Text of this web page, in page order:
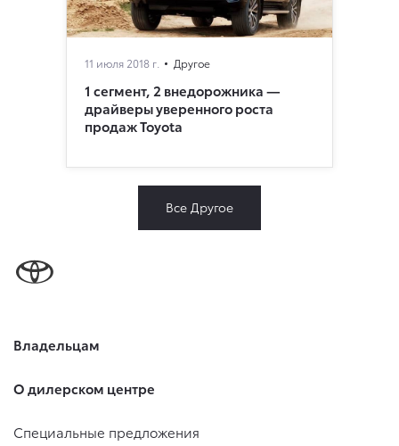
11 июля 2018 г. Другое
1 сегмент, 2 внедорожника —
драйверы уверенного роста
продаж Toyota
Все Другое
Владельцам
О дилерском центре
Специальные предложения